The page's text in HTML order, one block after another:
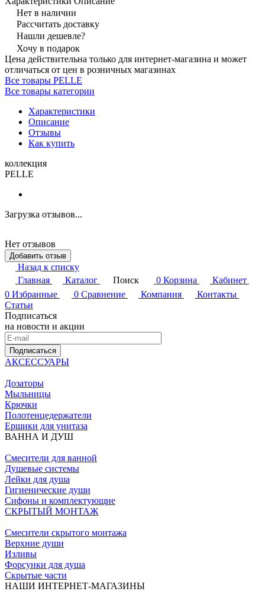
Нет в наличии
Рассчитать доставку
Нашли дешевле?
Хочу в подарок
Цена действительна только для интернет-магазина и может
отличаться от цен в розничных магазинах
Все товары PELLE
Все товары категории
Характеристики
Описание
Отзывы
Как купить
коллекция
PELLE
Загрузка отзывов...
Нет отзывов
Добавить отзыв
Назад к списку
Главная
Каталог Поиск 0 Корзина
Кабинет
0 Избранные 0 Сравнение Компания
Контакты
Статьи
Подписаться
на новости и акции
Подписаться
АКСЕССУАРЫ
Дозаторы
Мыльницы
Крючки
Полотенцедержатели
Ершики для унитаза
ВАННА И ДУШ
Смесители для ванной
Душевые системы
Лейки для душа
Гигиенические души
Сифоны и комплектующие
СКРЫТЫЙ МОНТАЖ
Смесители скрытого монтажа
Верхние души
Изливы
Форсунки для душа
Скрытые части
НАШИ ИНТЕРНЕТ-МАГАЗИНЫ